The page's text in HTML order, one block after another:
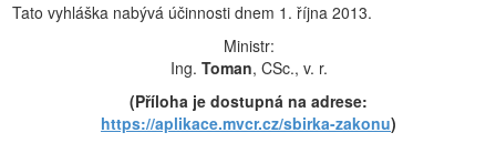
Tato vyhláška nabývá účinnosti dnem 1. října 2013.
Ministr:
Ing. Toman, CSc., v. r.
(Příloha je dostupná na adrese:
https://aplikace.mvcr.cz/sbirka-zakonu)